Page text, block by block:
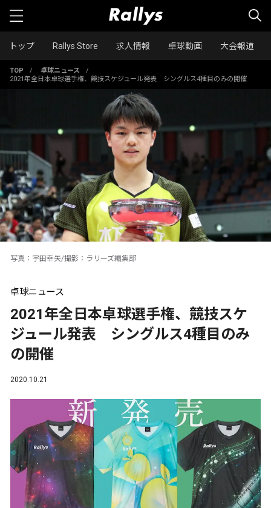
トップ Rallys Store 求人情報 卓球動画 大会報道
TOP / 卓球ニュース
/
2021年全日本卓球選手権、競技スケジュール発表 シングルス4種目のみの開催
写真：宇田幸矢/撮影：ラリーズ編集部
卓球ニュース
2021年全日本卓球選手権、競技スケ
ジュール発表 シングルス4種目のみ
の開催
2020.10.21